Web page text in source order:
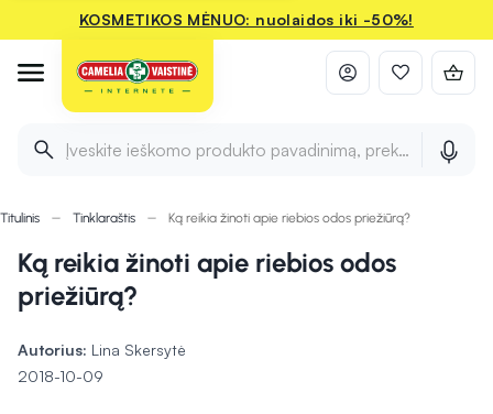
KOSMETIKOS MĖNUO: nuolaidos iki -50%!
Įveskite ieškomo produkto pavadinimą, prekės ženklą ir
Titulinis Tinklaraštis Ką reikia žinoti apie riebios odos priežiūrą?
Ką reikia žinoti apie riebios odos
priežiūrą?
Autorius: Lina Skersytė
2018-10-09